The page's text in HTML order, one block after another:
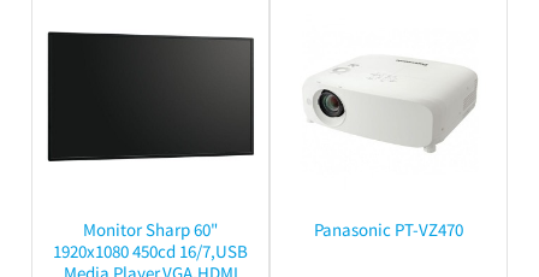
Monitor Sharp 60"
1920x1080 450cd 16/7,USB
Panasonic PT-VZ470